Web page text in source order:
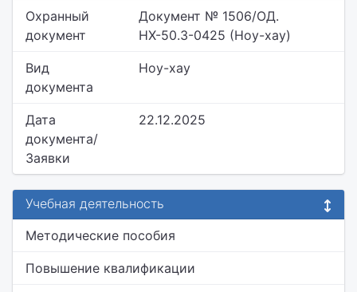
Охранный
документ
Документ № 1506/ОД.
НХ-50.3-0425 (Ноу-хау)
Вид
документа
Ноу-хау
Дата
документа/
Заявки
22.12.2025
Учебная деятельность
Методические пособия
Повышение квалификации